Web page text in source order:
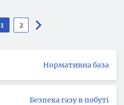
Поточна
1 Сторінка
2
Нормативна база
Безпека газу в побуті